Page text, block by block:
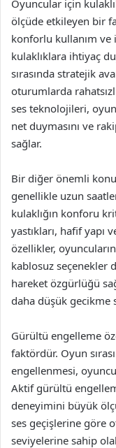
Oyuncular için
ölçüde etkileyen bir
konforlu kullanım
kulaklıklara ihtiyaç
sırasında stratejik
oturumlarda
ses teknolojileri,
net duymasını ve
sağlar.
Bir diğer önemli
genellikle uzun
kulaklığın konforu
yastıkları, hafif yapı
özellikler,
kablosuz seçenekler
hareket özgürlüğü
daha düşük gecikme
Gürültü engelleme
faktördür. Oyun
engellenmesi,
Aktif gürültü
deneyimini büyük
ses geçişlerine göre
seviyelerine sahip